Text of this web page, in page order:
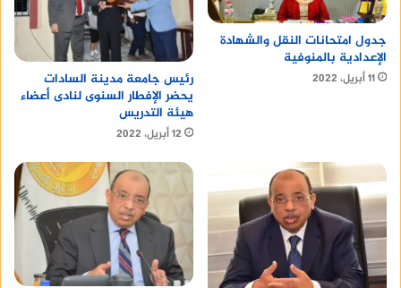
جدول امتحانات النقل والشهادة
الإعدادية بالمنوفية
11 أبريل، 2022
رئيس جامعة مدينة السادات
يحضر الإفطار السنوى لنادى أعضاء
هيئة التدريس
12 أبريل، 2022